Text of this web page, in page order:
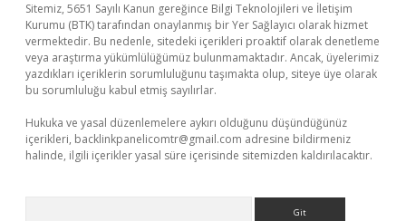
Sitemiz, 5651 Sayılı Kanun gereğince Bilgi Teknolojileri ve İletişim
Kurumu (BTK) tarafından onaylanmış bir Yer Sağlayıcı olarak hizmet
vermektedir. Bu nedenle, sitedeki içerikleri proaktif olarak denetleme
veya araştırma yükümlülüğümüz bulunmamaktadır. Ancak, üyelerimiz
yazdıkları içeriklerin sorumluluğunu taşımakta olup, siteye üye olarak
bu sorumluluğu kabul etmiş sayılırlar.
Hukuka ve yasal düzenlemelere aykırı olduğunu düşündüğünüz
içerikleri, backlinkpanelicomtr@gmail.com adresine bildirmeniz
halinde, ilgili içerikler yasal süre içerisinde sitemizden kaldırılacaktır.